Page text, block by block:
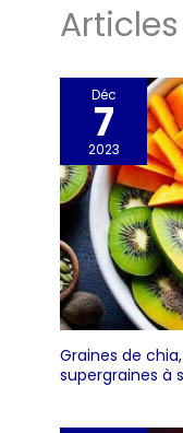
Déc
7
2023
Graines de
supergraines à